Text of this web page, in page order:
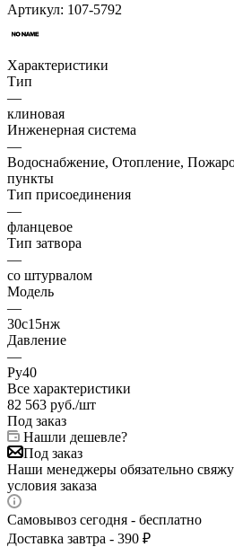
Артикул: 107-5792
Характеристики
Тип
—
клиновая
Инженерная система
—
Водоснабжение, Отопление,
пункты
Тип присоединения
—
фланцевое
Тип затвора
—
со штурвалом
Модель
—
30с15нж
Давление
—
Ру40
Все характеристики
82 563 руб./шт
Под заказ
Нашли дешевле?
Под заказ
Наши менеджеры обязательно
условия заказа
Самовывоз сегодня - бесплатно
Доставка завтра - 390 ₽